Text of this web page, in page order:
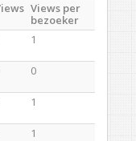
Views per
bezoeker
1
0
1
1